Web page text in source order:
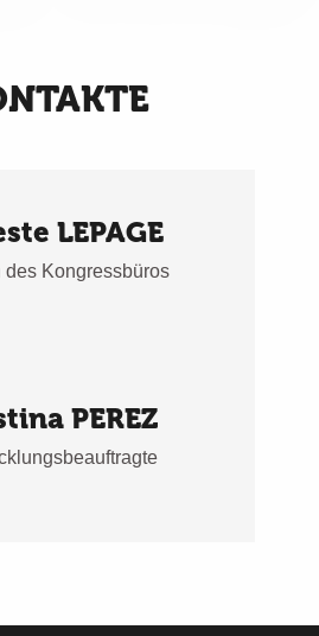
LEPAGE
des Kongressbüros
PEREZ